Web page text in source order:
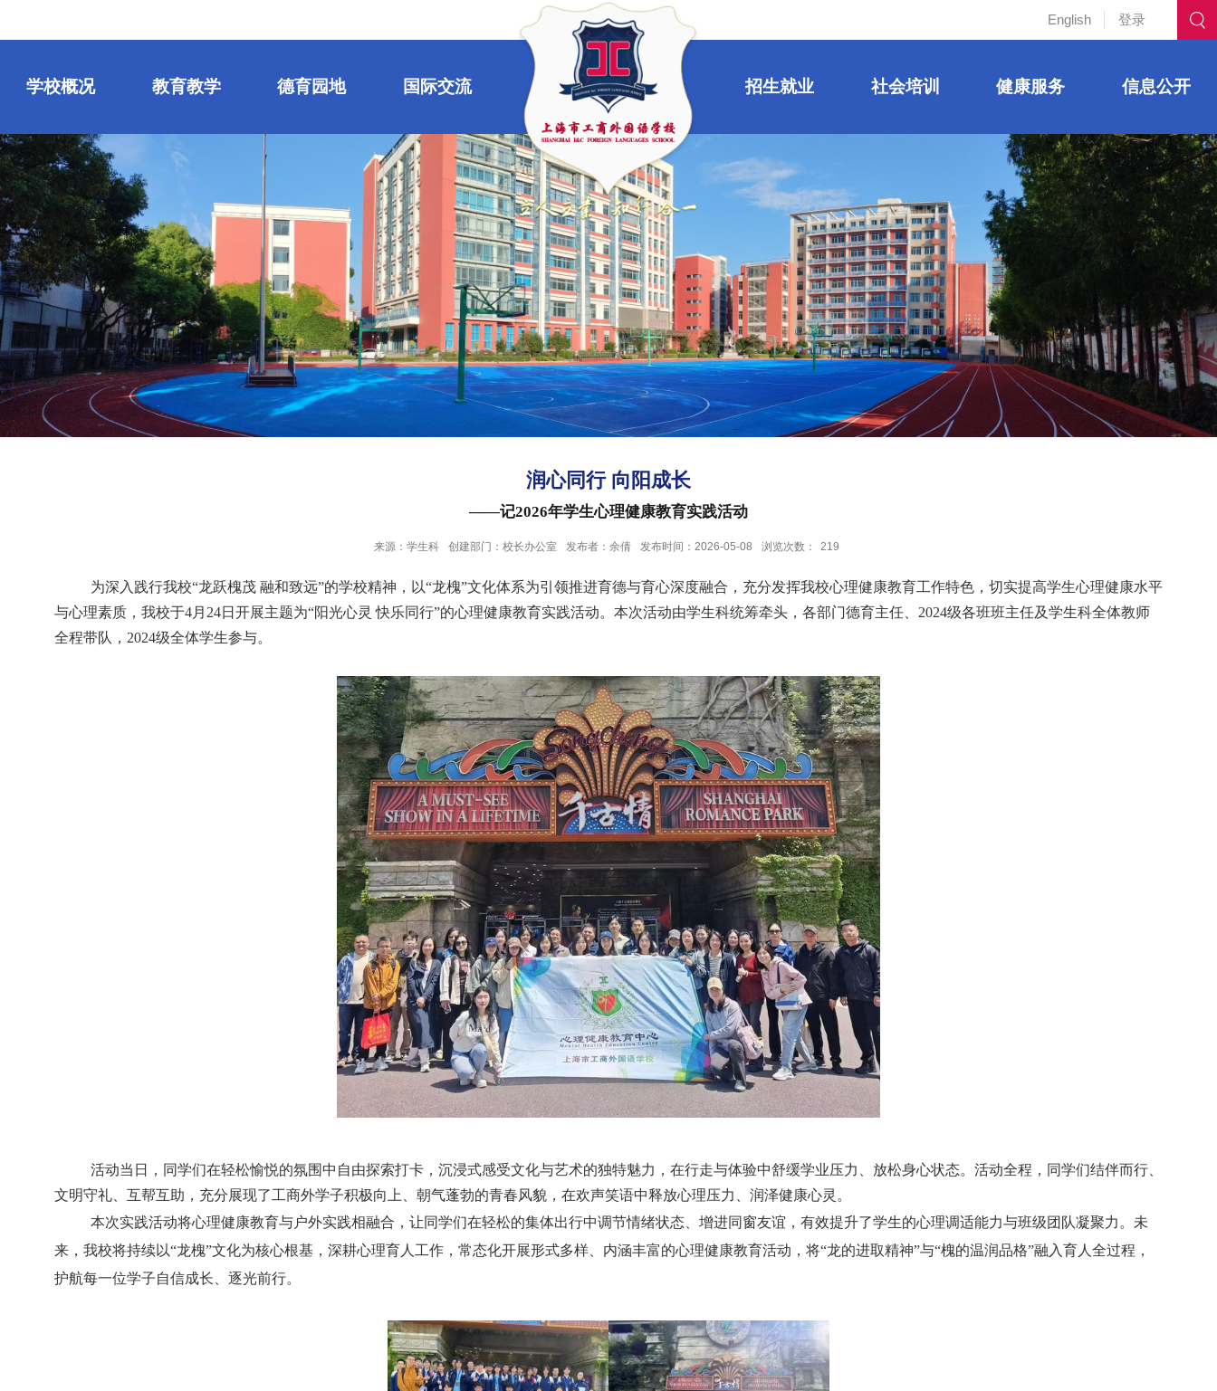
English 登录
学校概况 教育教学 德育园地 国际交流 招生就业 社会培训 健康服务 信息公开
润心同行 向阳成长
——记2026年学生心理健康教育实践活动
来源：学生科 创建部门：校长办公室 发布者：余倩 发布时间：2026-05-08 浏览次数： 219
为深入践行我校“龙跃槐茂 融和致远”的学校精神，以“龙槐”文化体系为引领推进育德与育心深度融合，充分发挥我校心理健康教育工作特色，切实提高学生心理健康水平
与心理素质，我校于4月24日开展主题为“阳光心灵 快乐同行”的心理健康教育实践活动。本次活动由学生科统筹牵头，各部门德育主任、2024级各班班主任及学生科全体教师
全程带队，2024级全体学生参与。
活动当日，同学们在轻松愉悦的氛围中自由探索打卡，沉浸式感受文化与艺术的独特魅力，在行走与体验中舒缓学业压力、放松身心状态。活动全程，同学们结伴而行、
文明守礼、互帮互助，充分展现了工商外学子积极向上、朝气蓬勃的青春风貌，在欢声笑语中释放心理压力、润泽健康心灵。
本次实践活动将心理健康教育与户外实践相融合，让同学们在轻松的集体出行中调节情绪状态、增进同窗友谊，有效提升了学生的心理调适能力与班级团队凝聚力。未
来，我校将持续以“龙槐”文化为核心根基，深耕心理育人工作，常态化开展形式多样、内涵丰富的心理健康教育活动，将“龙的进取精神”与“槐的温润品格”融入育人全过程，
护航每一位学子自信成长、逐光前行。